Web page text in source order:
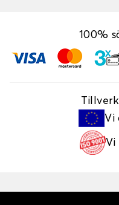
100%
Vi
Vi